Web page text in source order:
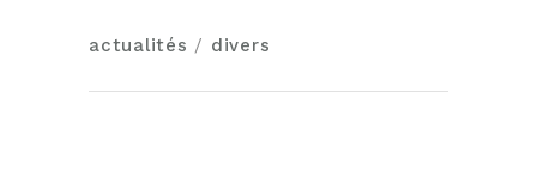
actualités / divers